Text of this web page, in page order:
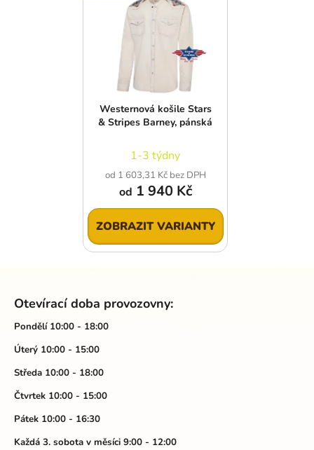
Westernová košile Stars
& Stripes Barney, pánská
1-3 týdny
od 1 603,31 Kč bez DPH
od 1 940 Kč
ZOBRAZIT VARIANTY
Otevírací doba provozovny:
Pondělí 10:00 - 18:00
Úterý 10:00 - 15:00
Středa 10:00 - 18:00
Čtvrtek 10:00 - 15:00
Pátek 10:00 - 16:30
Každá 3. sobota v měsíci 9:00 - 12:00